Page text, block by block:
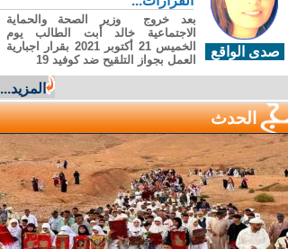
صدى الواقع
بعد خروج وزير الصحة والحماية
الاجتماعية خالد أبت الطالب يوم
الخميس 21 أكتوبر 2021 بقرار اجبارية
العمل بجواز التلقيح ضد كوفيد 19
المزيد...
الحدث